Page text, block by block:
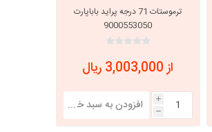
ترموستات 71 درجه پراید باباپارت
9000553050
از 3,003,000 ریال
i
h